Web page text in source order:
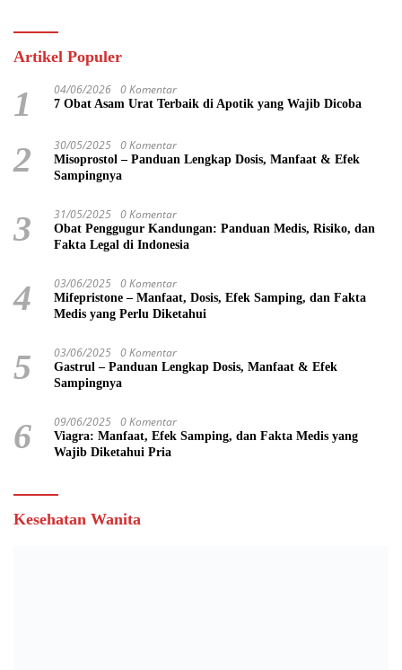
Artikel Populer
1 04/06/2026 0 Komentar
7 Obat Asam Urat Terbaik di Apotik yang Wajib Dicoba
2 30/05/2025 0 Komentar
Misoprostol – Panduan Lengkap Dosis, Manfaat & Efek
Sampingnya
3 31/05/2025 0 Komentar
Obat Penggugur Kandungan: Panduan Medis, Risiko, dan
Fakta Legal di Indonesia
4 03/06/2025 0 Komentar
Mifepristone – Manfaat, Dosis, Efek Samping, dan Fakta
Medis yang Perlu Diketahui
5 03/06/2025 0 Komentar
Gastrul – Panduan Lengkap Dosis, Manfaat & Efek
Sampingnya
6 09/06/2025 0 Komentar
Viagra: Manfaat, Efek Samping, dan Fakta Medis yang
Wajib Diketahui Pria
Kesehatan Wanita